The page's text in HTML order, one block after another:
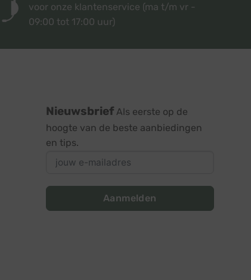
voor onze klantenservice (ma t/m vr -
09:00 tot 17:00 uur)
Nieuwsbrief Als eerste op de
hoogte van de beste aanbiedingen
en tips.
Aanmelden